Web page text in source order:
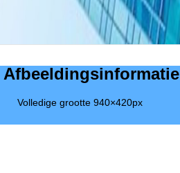
Afbeeldingsinformatie
Volledige grootte940×420px